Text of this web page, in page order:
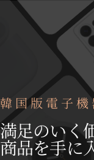
韓国版電子
満足のいく
商品を手に